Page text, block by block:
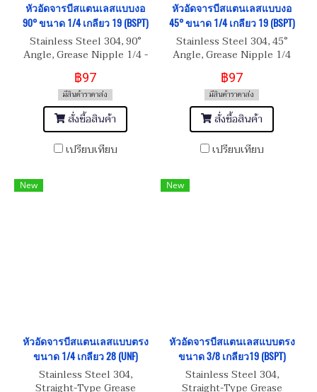
หัวอัดจารบีสแตนเลสแบบงอ
90° ขนาด 1/4 เกลียว 19 (BSPT)
Stainless Steel 304, 90°
Angle, Grease Nipple 1/4 -
19 (BSPT)
฿97
มีสินค้าราคาส่ง
สั่งซื้อสินค้า
เปรียบเทียบ
หัวอัดจารบีสแตนเลสแบบงอ
45° ขนาด 1/4 เกลียว 19 (BSPT)
Stainless Steel 304, 45°
Angle, Grease Nipple 1/4
เกลียว 19 (BSPT)
฿97
มีสินค้าราคาส่ง
สั่งซื้อสินค้า
เปรียบเทียบ
New
หัวอัดจารบีสแตนเลสแบบตรง
ขนาด 1/4 เกลียว 28 (UNF)
Stainless Steel 304,
Straight-Type Grease
New
หัวอัดจารบีสแตนเลสแบบตรง
ขนาด 3/8 เกลียว19 (BSPT)
Stainless Steel 304,
Straight-Type Grease